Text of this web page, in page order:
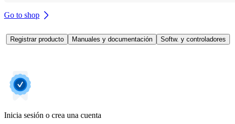
Go to shop
Registrar producto Manuales y documentación Softw. y controladores
Inicia sesión o crea una cuenta